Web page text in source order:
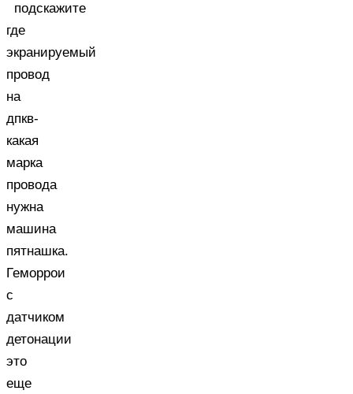
подскажите
где
экранируемый
провод
на
дпкв-
какая
марка
провода
нужна
машина
пятнашка.
Геморрои
с
датчиком
детонации
это
еще